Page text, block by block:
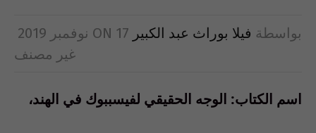
بواسطة فيلا بوراث عبد الكبير ON 17 نوفمبر 2019
غير مصنف
اسم الكتاب: الوجه الحقيقي لفيسببوك في الهند،